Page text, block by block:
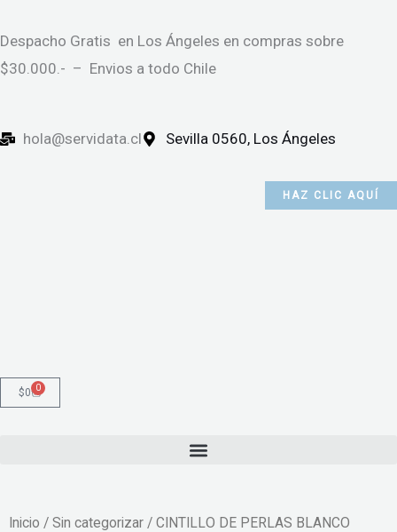
al
contenido
Despacho Gratis en Los Ángeles en compras sobre
$30.000.- – Envios a todo Chile
hola@servidata.cl Sevilla 0560, Los Ángeles
HAZ CLIC AQUÍ
$0 0
Cart
Inicio / Sin categorizar / CINTILLO DE PERLAS BLANCO